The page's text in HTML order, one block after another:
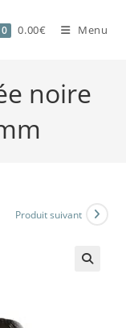
0 0.00€ Menu
noire
Produit suivant